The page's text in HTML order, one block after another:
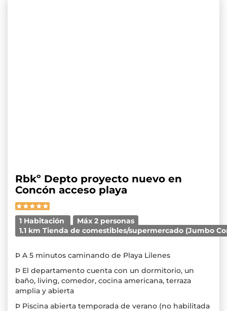
Rbkº Depto proyecto nuevo en
Concón acceso playa
1 Habitación
Máx 2 personas
1.1 km Tienda de comestibles/supermercado (Jumbo
Þ A 5 minutos caminando de Playa Lilenes
Þ El departamento cuenta con un dormitorio, un
baño, living, comedor, cocina americana, terraza
amplia y abierta
Þ Piscina abierta temporada de verano (no habilitada